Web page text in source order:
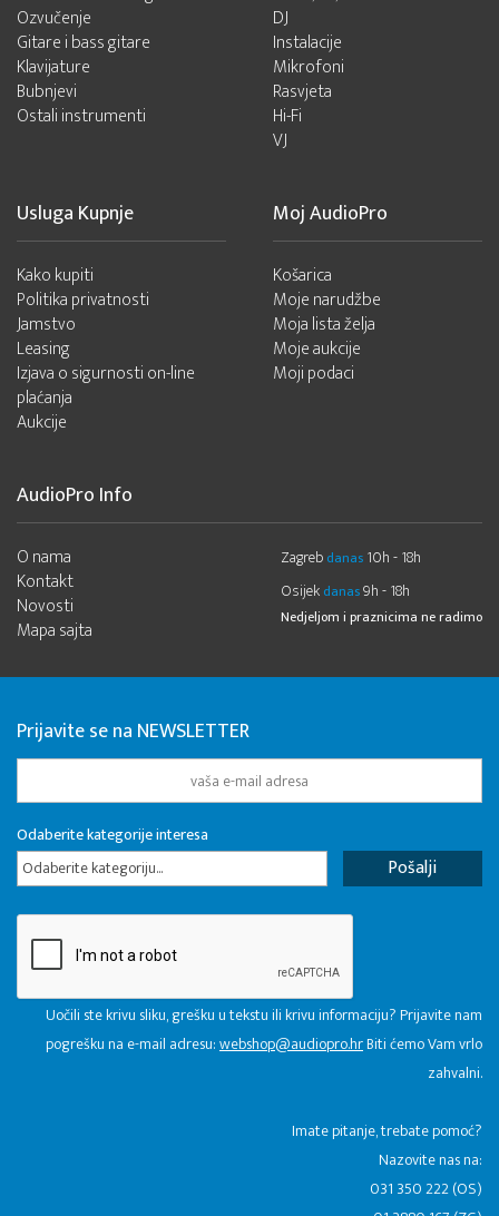
Ozvučenje
Gitare i bass gitare
Klavijature
Bubnjevi
Ostali instrumenti
DJ
Instalacije
Mikrofoni
Rasvjeta
Hi-Fi
VJ
Usluga Kupnje
Kako kupiti
Politika privatnosti
Jamstvo
Leasing
Izjava o sigurnosti on-line
plaćanja
Aukcije
Moj AudioPro
Košarica
Moje narudžbe
Moja lista želja
Moje aukcije
Moji podaci
AudioPro Info
O nama
Kontakt
Novosti
Mapa sajta
Zagreb danas 10h - 18h
Osijek danas9h - 18h
Nedjeljom i praznicima ne radimo
Prijavite se na NEWSLETTER
Odaberite kategorije interesa
Odaberite kategoriju...
Uočili ste krivu sliku, grešku u tekstu ili krivu informaciju? Prijavite nam
pogrešku na e-mail adresu:webshop@audiopro.hrBiti ćemo Vam vrlo
zahvalni.
​Imate pitanje, trebate pomoć?
Nazovite nas na:
031 350 222 (OS)